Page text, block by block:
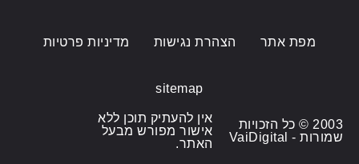
מפת אתר הצהרת נגישות מדיניות פרטיות
sitemap
2003 © כל הזכויות
שמורות - VaiDigital
אין להעתיק תוכן ללא
אישור מפורש מבעל
האתר.